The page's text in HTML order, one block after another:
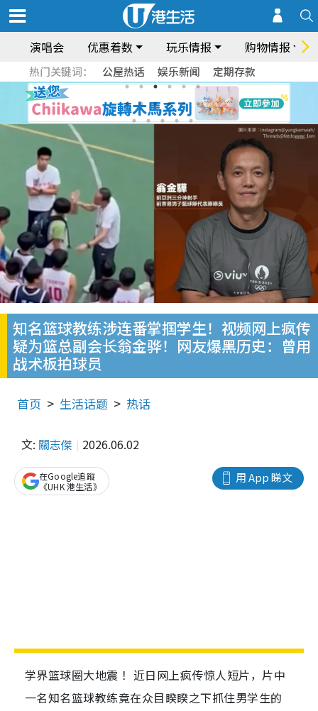
演唱会 优惠着数 玩乐情报 购物情报
热门关键词： 公屋热话 娱乐新闻 定期存款
知名篮球教练涉连番掌掴学生！视频网上疯传
疑为篮总副会长翁金骅！网友爆黑历史：曾用
战术板拍球员
首页 生活话题 热话
文: 關志傑 2026.06.02
用 App 睇文
在Google追蹤
《UHK 港生活》
学界篮球圈大地震 ！近日网上疯传惊人短片，片中
一名知名篮球教练竟在众目睽睽之下抓住男学生的